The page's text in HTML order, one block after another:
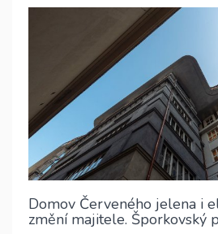
Domov Červeného jelena i
změní majitele. Šporkovský